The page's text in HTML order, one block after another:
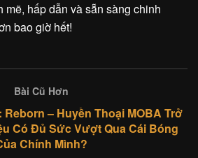
mẽ, hấp dẫn và sẵn sàng chinh
bao giờ hết!
Bài Cũ Hơn
Reborn – Huyền Thoại MOBA Trở
Có Đủ Sức Vượt Qua Cái Bóng
Chính Mình?